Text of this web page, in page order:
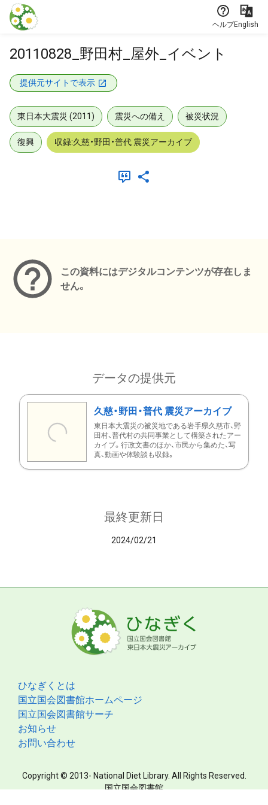
本文に飛ぶ
ヘルプEnglish
20110828_野田村_屋外_イベント
提供元サイトで表示
東日本大震災 (2011) 震災への備え 被災状況
復興 収録:久慈・野田・普代 震災アーカイブ
この資料にはデジタルコンテンツが存在しま
せん。
データの提供元
久慈・野田・普代 震災アーカイブ
東日本大震災の被災地である岩手県久慈市、野
田村、普代村の共同事業として構築されたアー
カイブ。行政文書のほか、市民から集めた、写
真、動画や体験談も収録。
最終更新日
2024/02/21
ひなぎくとは
国立国会図書館ホームページ
国立国会図書館サーチ
お知らせ
お問い合わせ
Copyright © 2013- National Diet Library. All Rights Reserved.